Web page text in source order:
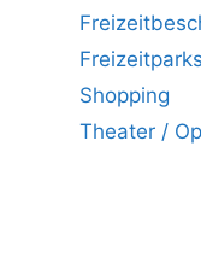
Freizeitparks
Shopping
Theater /